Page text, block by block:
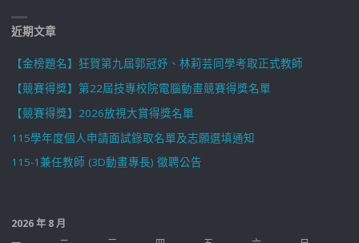
近期文章
【金榜題名】狂賀第九屆郭冠妤、林莉芸同學考取正式教師
【競賽得獎】第22屆技專校院電腦動畫競賽得獎名單
【競賽得獎】2026放視大賞得獎名單
115學年度個人申請面試錄取名單及志願選填通知
115-1兼任教師 (3D動畫專長) 徵聘公告
2026 年 8 月